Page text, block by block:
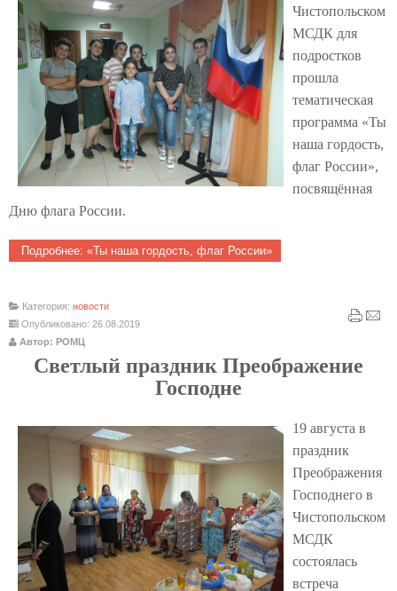
Чистопольском
МСДК для
подростков
прошла
тематическая
программа «Ты
наша гордость,
флаг России»,
посвящённая
Дню флага России.
Подробнее: «Ты наша гордость, флаг России»
Категория: новости
Опубликовано: 26.08.2019
Автор: РОМЦ
Светлый праздник Преображение
Господне
19 августа в
праздник
Преображения
Господнего в
Чистопольском
МСДК
состоялась
встреча